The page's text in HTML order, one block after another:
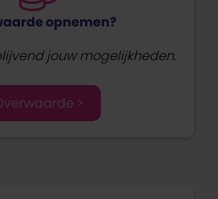
opnemen?
jouw mogelijkheden.
>